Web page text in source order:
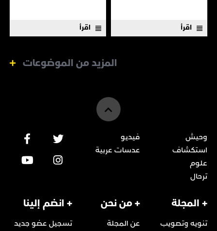
اقرأ اقرأ
المزيد من الموضوعات
وحيش
استكشاف
علوم
ترحال
فيديو
عدسات عربية
+ المجلة
تنويه وتصويب
+ من نحن
عن المجلة
+ انضم إلينا
تسجيل عضو جديد